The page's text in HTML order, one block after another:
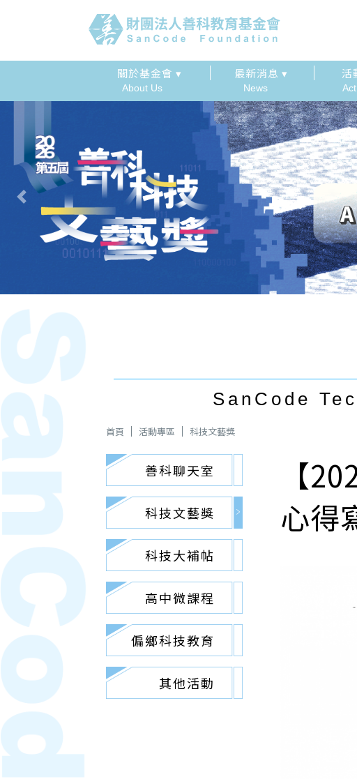
關於基金會 ▾
About Us
最新消息 ▾
News
活
Previous
SanCode
首頁 活動專區 科技文藝獎
善科聊天室
科技文藝獎
科技大補帖
高中微課程
偏鄉科技教育
其他活動
【
心得